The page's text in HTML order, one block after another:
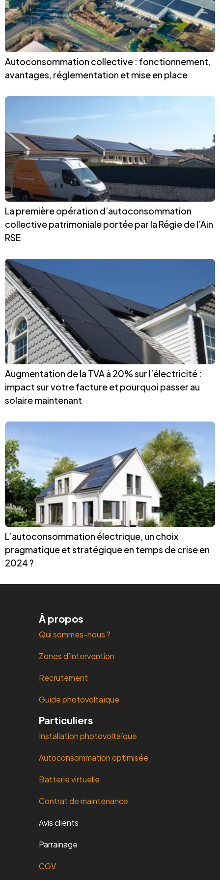
Autoconsommation collective : fonctionnement,
avantages, réglementation et mise en place
La première opération d’autoconsommation
collective patrimoniale portée par la Régie de l’Ain
RSE
Augmentation de la TVA à 20% sur l’électricité :
impact sur votre facture et pourquoi passer au
solaire maintenant
L’autoconsommation électrique, un choix
pragmatique et stratégique en temps de crise en
2024 ?
À propos
Qui sommes-nous ?
Zones d’intervention
Recrutement
Guide photovoltaïque
Particuliers
Installation photovoltaïque
Autoconsommation optimisée
Batterie virtuelle
Contrat de maintenance
Avis clients
Parrainage
CGV